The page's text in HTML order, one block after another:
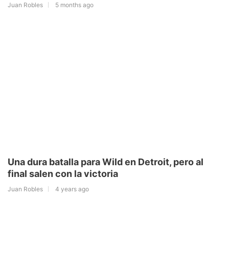
Juan Robles 5 months ago
Una dura batalla para Wild en Detroit, pero al
final salen con la victoria
Juan Robles 4 years ago